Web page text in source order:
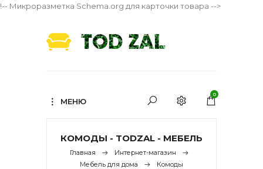
!-- Микроразметка Schema.org для карточки товара -->
МЕНЮ
0
КОМОДЫ - TODZAL - МЕБЕЛЬ
Главная
Интернет-магазин
Мебель для дома
Комоды